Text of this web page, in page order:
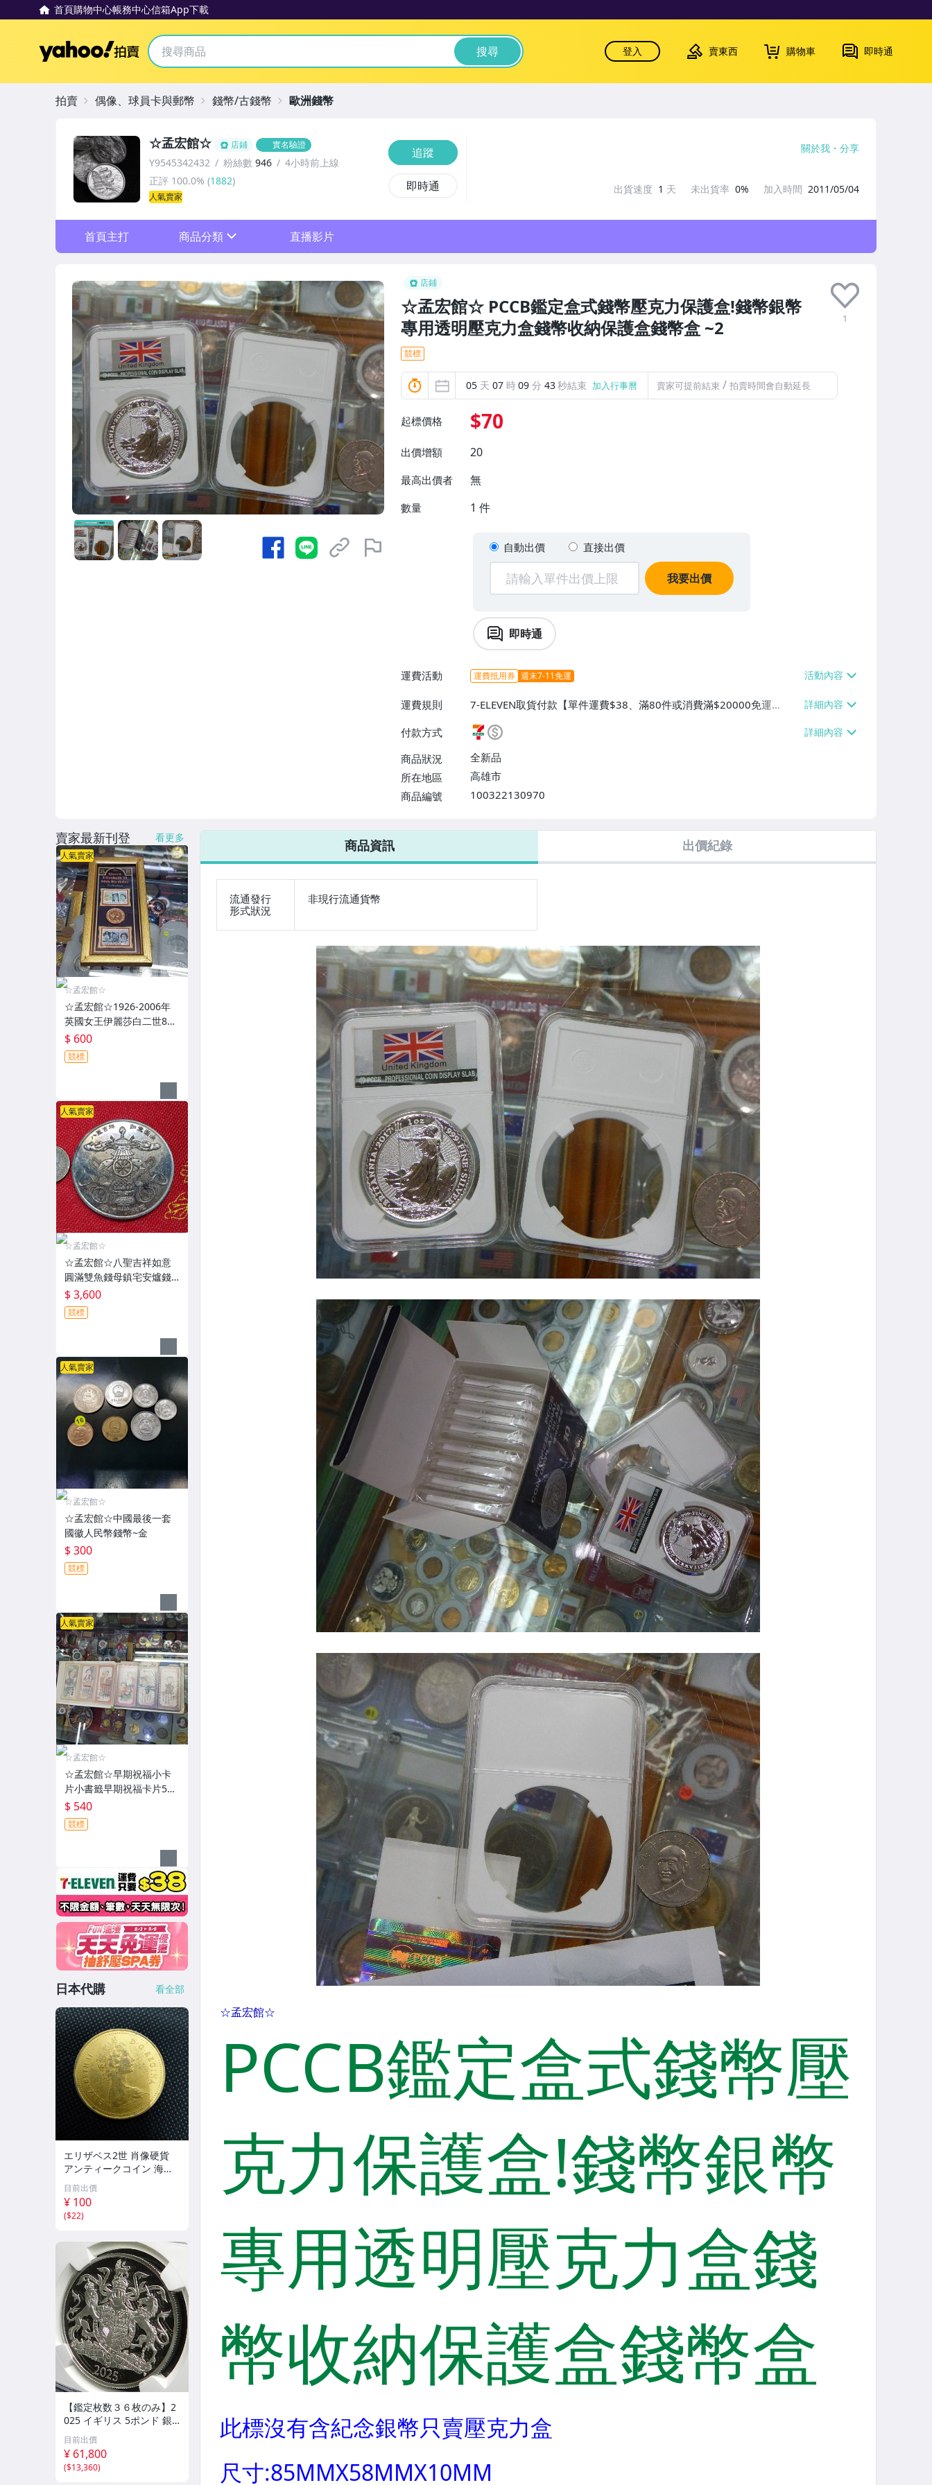
首頁購物中心帳務中心信箱App下載
Yahoo拍賣 搜尋 登入 賣東西 購物車 即時通
店鋪
☆孟宏館☆ PCCB鑑定盒式錢幣壓克力保護盒!錢幣銀幣
專用透明壓克力盒錢幣收納保護盒錢幣盒 ~2
1
競標
05 天 07 時09 分 42秒結束 加入行事曆 賣家可提前結束 / 拍賣時間會自動延長
起標價格 $70
出價增額 20
最高出價者 無
數量 1 件
自動出價 直接出價
我要出價
即時通
運費活動 運費抵用券 週末7-11免運
運費規則
7-ELEVEN取貨付款【單件運費$38、滿80件或消費滿$20000免運
費】、面交/自取/不寄送【單件運費$40、滿80件或消費滿$20000免運
費】、郵局掛號【單件運費$40、滿80件或消費滿$20000免運費】
付款方式
商品狀況
全新品
所在地區
高雄市
商品編號
100322130970
7-ELEVEN 運費只要38元
☆孟宏館☆ 店鋪 實名驗證
Y9545342432 粉絲數 946
4小時前上線
正評 100.0% (1882)
人氣賣家
追蹤
即時通
關於我 分享
出貨速度 1 天 未出貨率 0% 加入時間 2011/05/04
首頁主打 商品分類
台灣原住民套幣
鑰匙圈
台幣/台灣紙鈔
中國銀幣
其它
直播影片
拍賣 偶像、球員卡與郵幣 錢幣/古錢幣 歐洲錢幣
商品資訊 出價紀錄
流通發行
形式狀況
非現行流通貨幣
賣家最新刊登 看更多
人氣賣家
☆孟宏館☆
☆孟宏館☆1926-2006年
英國女王伊麗莎白二世80
歲生日紀念幣紀念郵票相
框擺飾~ZY3.260808
$ 600
競標
人氣賣家
☆孟宏館☆
☆孟宏館☆八聖吉祥如意
圓滿雙魚錢母鎮宅安爐錢
母紀念章~ZL098.260808
$ 3,600
競標
人氣賣家
☆孟宏館☆
☆孟宏館☆中國最後一套
國徽人民幣錢幣~金
$ 300
競標
人氣賣家
☆孟宏館☆
☆孟宏館☆早期祝福小卡
片小書籤早期祝福卡片54
張~安.260801.73
$ 540
競標
日本代購 看全部
エリザベス2世 肖像硬貨
アンティークコイン 海外
古銭
目前出價
¥ 100
($22)
【鑑定枚数３６枚のみ】2
025 イギリス 5ポンド 銀
貨 NGC PF70 Ultra Came
o First Releases ロイヤル
コートオブアームズ 紋章
チャールズ3世
目前出價
¥ 61,800
($13,360)